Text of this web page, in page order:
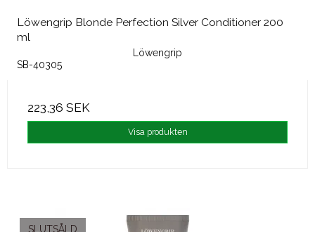
Löwengrip Blonde Perfection Silver Conditioner 200
ml
Löwengrip
SB-40305
223,36 SEK
Visa produkten
SLUTSÅLD